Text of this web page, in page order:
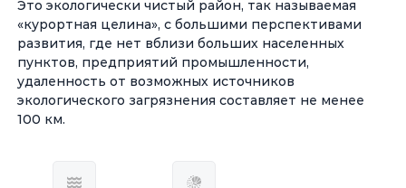
Это экологически чистый район, так называемая
«курортная целина», с большими перспективами
развития, где нет вблизи больших населенных
пунктов, предприятий промышленности,
удаленность от возможных источников
экологического загрязнения составляет не менее
100 км.